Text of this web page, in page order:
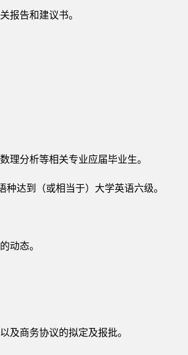
报告和建议书。
理分析等相关专业应届毕业生。
达到（或相当于）大学英语六级。
的动态。
及商务协议的拟定及报批。